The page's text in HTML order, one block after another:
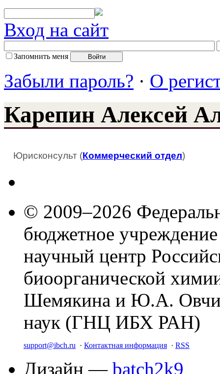
Вход на сайт
Запомнить меня
Забыли пароль? · О
Карепин Алексей
Юрисконсульт (Коммерческий отдел)
© 2009–2026
бюджетное
научный центр
биоорганической
Шемякина и Ю.А.
наук (ГНЦ ИБХ РАН)
support@ibch.ru · Контактная информация · RSS
Дизайн — batch2k9